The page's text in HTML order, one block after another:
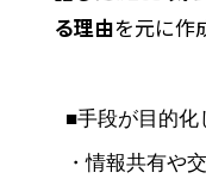
る理由を元に作
■手段が目的化
・情報共有や